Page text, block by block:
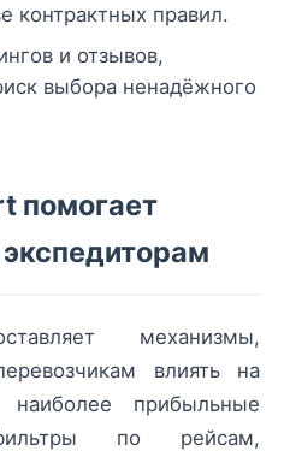
контрактных правил.
и отзывов,
выбора ненадёжного
помогает
механизмы,
влиять на
прибыльные
по рейсам,